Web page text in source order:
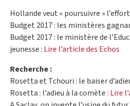
Hollande veut « poursuivre »
Budget 2017 : les ministères
Budget 2017 : le ministère de
jeunesse : Lire l’article des Echos
Recherche :
Rosetta et Tchouri : le baiser
Rosetta : l’adieu à la comète : Lire